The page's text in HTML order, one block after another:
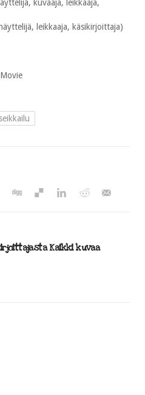
kuvaaja, leikkaaja,
leikkaaja, käsikirjoittaja)
seikkailu
Kaikki kuvaa